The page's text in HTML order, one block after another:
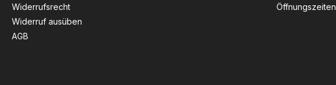
Widerrufsrecht
Widerruf ausüben
AGB
Öffnungszeiten